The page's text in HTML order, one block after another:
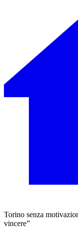
Torino senza
vincere”